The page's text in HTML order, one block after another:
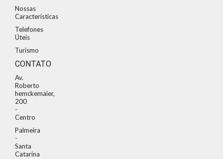
Nossas
Características
Telefones
Úteis
Turismo
CONTATO
Av.
Roberto
hemckemaier,
200
-
Centro
Palmeira
-
Santa
Catarina